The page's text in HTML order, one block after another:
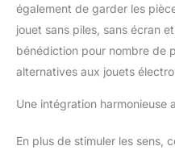
également de garder les
jouet sans piles, sans écran
bénédiction pour nombre de
alternatives aux jouets
Une intégration harmonieuse
En plus de stimuler les sens,